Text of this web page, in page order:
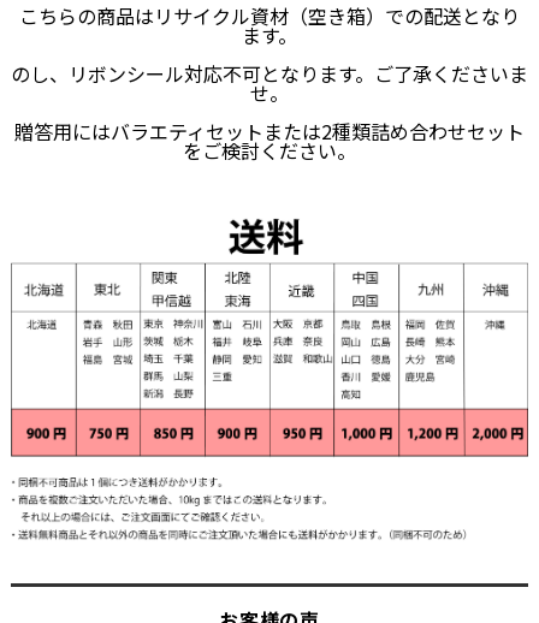
こちらの商品はリサイクル資材（空き箱）での配送となり
ます。
のし、リボンシール対応不可となります。ご了承くださいま
せ。
贈答用にはバラエティセットまたは2種類詰め合わせセット
をご検討ください。